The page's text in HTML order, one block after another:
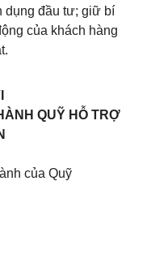
dụng đầu tư; giữ bí
của khách hàng
QUỸ HỖ TRỢ
của Quỹ